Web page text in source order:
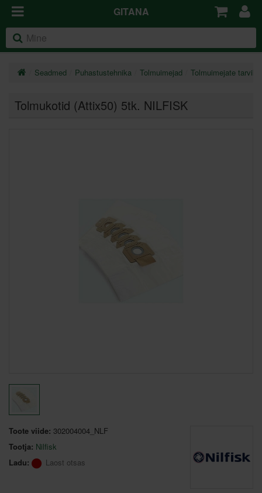
GITANA
Seadmed Puhastustehnika Tolmuimejad Tolmuimejate
Tolmukotid (Attix50) 5tk. NILFISK
Toote viide: 302004004_NLF
Tootja: Nilfisk
Ladu:
Laost otsas